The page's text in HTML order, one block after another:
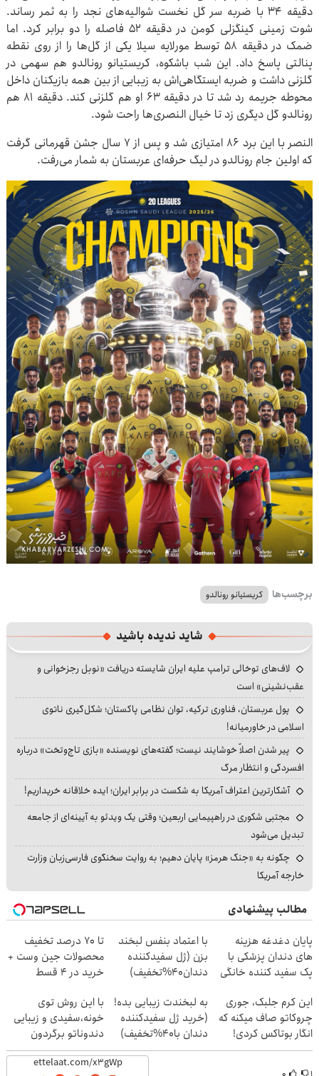
دقیقه ۳۴ با ضربه سر گل نخست شوالیه‌های نجد را به ثمر رساند.
شوت زمینی کینگزلی کومن در دقیقه ۵۲ فاصله را دو برابر کرد. اما
ضمک در دقیقه ۵۸ توسط مورلایه سیلا یکی از گل‌ها را از روی نقطه
پنالتی پاسخ داد. این شب باشکوه، کریستیانو رونالدو هم سهمی در
گلزنی داشت و ضربه ایستگاهی‌اش به زیبایی از بین همه بازیکنان داخل
محوطه جریمه رد شد تا در دقیقه ۶۳ او هم گلزنی کند. دقیقه ۸۱ هم
رونالدو گل دیگری زد تا خیال النصری‌ها راحت شود.
النصر با این برد ۸۶ امتیازی شد و پس از ۷ سال جشن قهرمانی گرفت
که اولین جام رونالدو در لیگ حرفه‌ای عربستان به شمار می‌رفت.
برچسب‌ها کریستیانو رونالدو
شاید ندیده باشید
لاف‌های توخالی ترامپ علیه ایران شایسته دریافت «نوبل رجزخوانی و
عقب‌نشینی» است
پول عربستان، فناوری ترکیه، توان نظامی پاکستان؛ شکل‌گیری ناتوی
اسلامی در خاورمیانه!
پیر شدن اصلاً خوشایند نیست؛ گفته‌های نویسنده «بازی تاج‌وتخت» درباره
افسردگی و انتظار مرگ
آشکارترین اعتراف آمریکا به شکست در برابر ایران؛ ایده خلاقانه خریداریم!
مجتبی شکوری در راهپیمایی اربعین؛ وقتی یک ویدئو به آیینه‌ای از جامعه
تبدیل می‌شود
چگونه به «جنگ هرمز» پایان دهیم؛ به روایت سخنگوی فارسی‌زبان وزارت
خارجه آمریکا
مطالب پیشنهادی
پایان دغدغه هزینه
های دندان پزشکی با
پک سفید کننده خانگی
با اعتماد بنفس لبخند
بزن (ژل سفیدکننده
دندان40%تخفیف)
تا 70 درصد تخفیف
محصولات جین وست +
خرید در 4 قسط
این کرم جلبک، جوری
چروکاتو صاف میکنه که
انگار بوتاکس کردی!
(تخفیف ویژه)
به لبخندت زیبایی بده!
(خرید ژل سفیدکننده
دندان با40%تخفیف)
با این روش توی
خونه،سفیدی و زیبایی
دندوناتو برگردون
(40%off)